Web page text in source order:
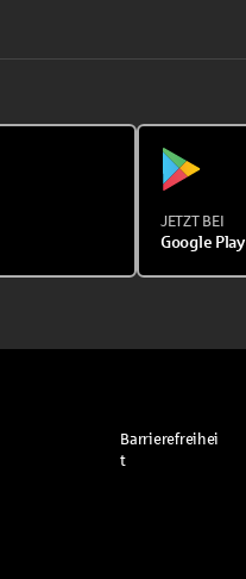
JETZT BEI
Google Play
Barrierefreihei
t